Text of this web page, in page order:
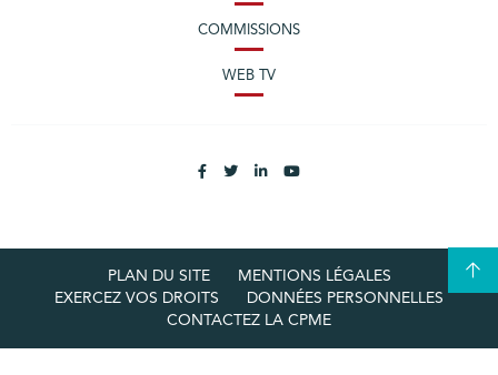
COMMISSIONS
WEB TV
PLAN DU SITE
MENTIONS LÉGALES
EXERCEZ VOS DROITS
DONNÉES PERSONNELLES
CONTACTEZ LA CPME